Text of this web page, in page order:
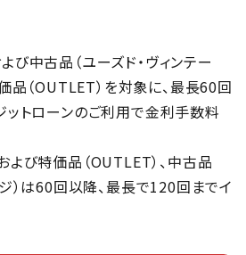
中古品（ユーズド・ヴィンテー
品（OUTLET）を対象に、最長60回
ットローンのご利用で金利手数料
び特価品（OUTLET）、中古品
ジ）は60回以降、最長で120回までイ